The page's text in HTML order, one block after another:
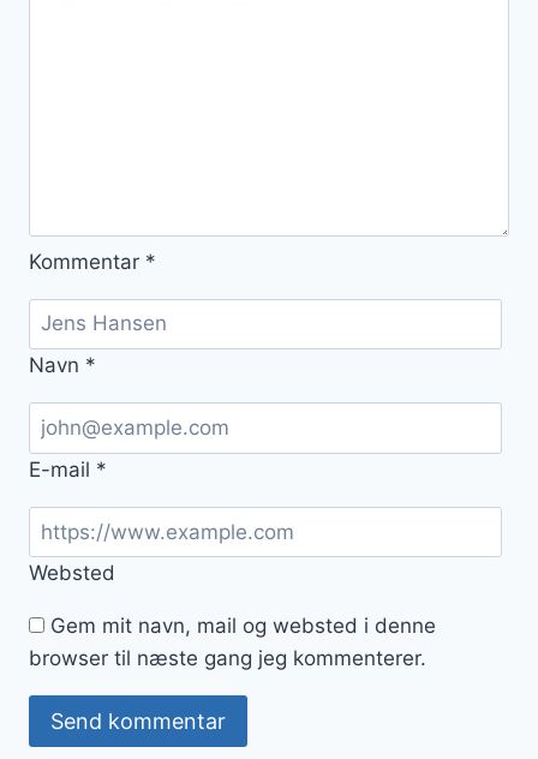
Kommentar *
Navn *
E-mail *
Websted
Gem mit navn, mail og websted i denne
browser til næste gang jeg kommenterer.